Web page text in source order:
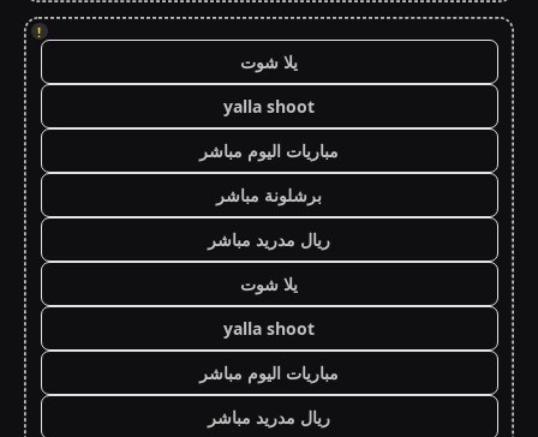
!
يلا شوت
yalla shoot
مباريات اليوم مباشر
برشلونة مباشر
ريال مدريد مباشر
يلا شوت
yalla shoot
مباريات اليوم مباشر
ريال مدريد مباشر